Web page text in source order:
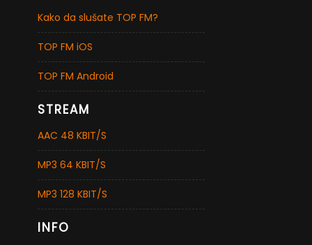
Kako da slušate TOP FM?
TOP FM iOS
TOP FM Android
STREAM
AAC 48 KBIT/S
MP3 64 KBIT/S
MP3 128 KBIT/S
INFO